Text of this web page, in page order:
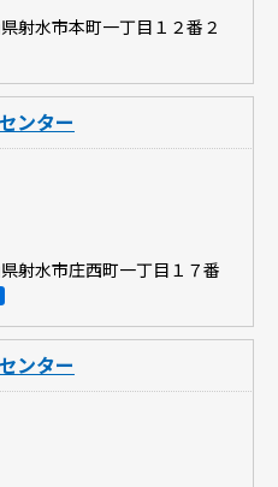
射水市本町一丁目１２番２
ンター
射水市庄西町一丁目１７番
ンター